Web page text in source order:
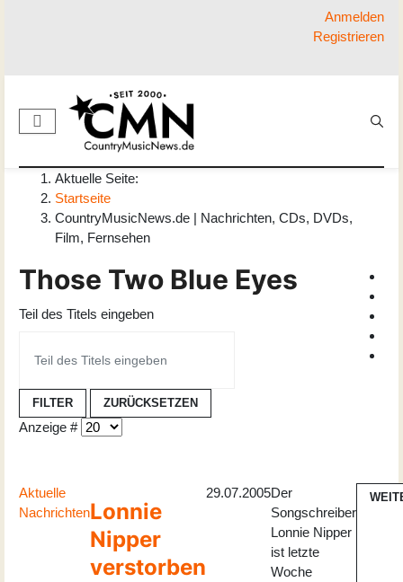
Anmelden
Registrieren
Aktuelle Seite:
Startseite
CountryMusicNews.de | Nachrichten, CDs, DVDs,
Film, Fernsehen
Those Two Blue Eyes
Teil des Titels eingeben
FILTER ZURÜCKSETZEN
Anzeige #
Aktuelle
NachrichtenLonnie
Nipper
verstorben
29.07.2005Der
Songschreiber
Lonnie Nipper
ist letzte
Woche